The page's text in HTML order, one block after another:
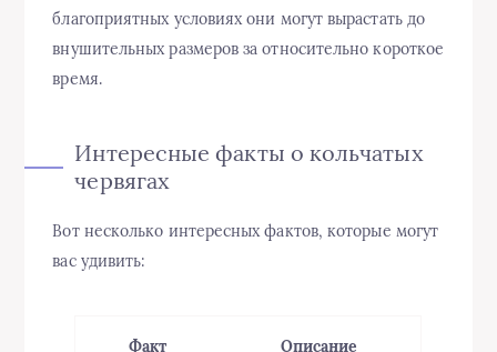
благоприятных условиях они могут вырастать до
внушительных размеров за относительно короткое
время.
Интересные факты о кольчатых
червягах
Вот несколько интересных фактов, которые могут
вас удивить:
Факт Описание